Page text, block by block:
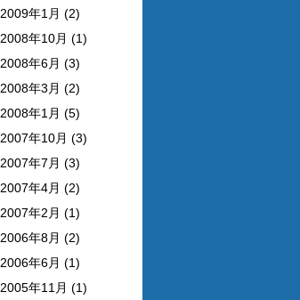
2009年1月 (2)
2008年10月 (1)
2008年6月 (3)
2008年3月 (2)
2008年1月 (5)
2007年10月 (3)
2007年7月 (3)
2007年4月 (2)
2007年2月 (1)
2006年8月 (2)
2006年6月 (1)
2005年11月 (1)